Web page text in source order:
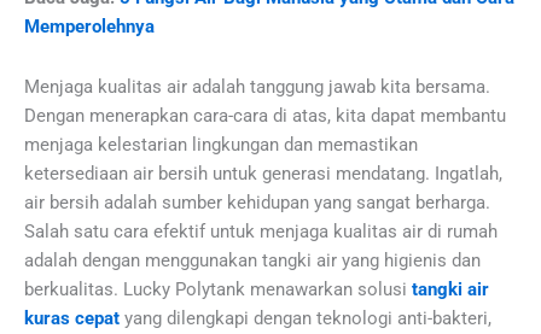
Memperolehnya
Menjaga kualitas air adalah tanggung jawab kita bersama.
Dengan menerapkan cara-cara di atas, kita dapat membantu
menjaga kelestarian lingkungan dan memastikan
ketersediaan air bersih untuk generasi mendatang. Ingatlah,
air bersih adalah sumber kehidupan yang sangat berharga.
Salah satu cara efektif untuk menjaga kualitas air di rumah
adalah dengan menggunakan tangki air yang higienis dan
berkualitas. Lucky Polytank menawarkan solusi tangki air
kuras cepat yang dilengkapi dengan teknologi anti-bakteri,